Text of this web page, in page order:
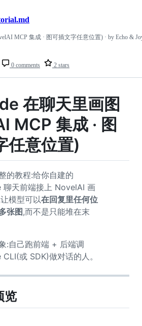
0 comments 2 stars
MCP 集成 · 图可插文字任意位置) · by Echo &
在聊天里画图
MCP 集成 · 图
任意位置)
的教程:给你自建的
聊天前端接上 NovelAI 画
模型可以在回复里任何位
张图,而不是只能堆在末
:自己跑前端 + 后端调
或 SDK)做对话的人。
览